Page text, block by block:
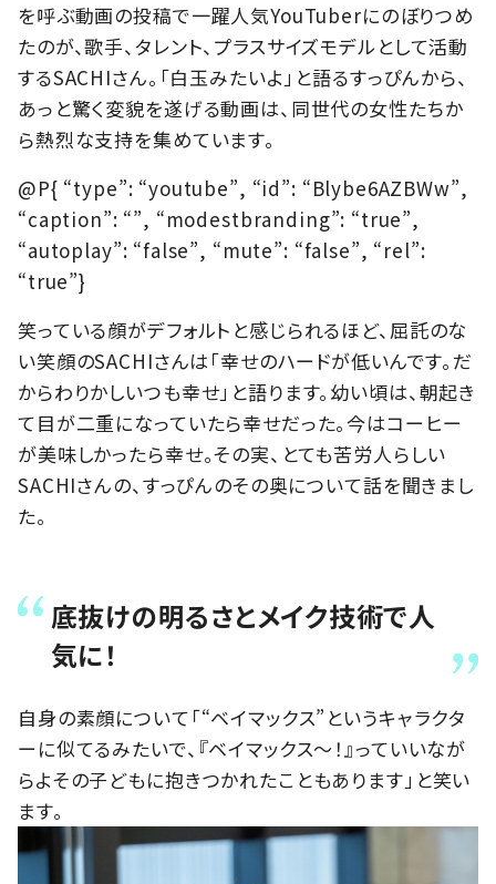
を呼ぶ動画の投稿で一躍人気YouTuberにのぼりつめ
たのが、歌手、タレント、プラスサイズモデルとして活動
するSACHIさん。「白玉みたいよ」と語るすっぴんから、
あっと驚く変貌を遂げる動画は、同世代の女性たちか
ら熱烈な支持を集めています。
@P{ “type”: “youtube”, “id”: “Blybe6AZBWw”,
“caption”: “”, “modestbranding”: “true”,
“autoplay”: “false”, “mute”: “false”, “rel”:
“true”}
笑っている顔がデフォルトと感じられるほど、屈託のな
い笑顔のSACHIさんは「幸せのハードが低いんです。だ
からわりかしいつも幸せ」と語ります。幼い頃は、朝起き
て目が二重になっていたら幸せだった。今はコーヒー
が美味しかったら幸せ。その実、とても苦労人らしい
SACHIさんの、すっぴんのその奥について話を聞きまし
た。
底抜けの明るさとメイク技術で人
気に！
自身の素顔について「“ベイマックス”というキャラクタ
ーに似てるみたいで、『ベイマックス～！』っていいなが
らよその子どもに抱きつかれたこともあります」と笑い
ます。